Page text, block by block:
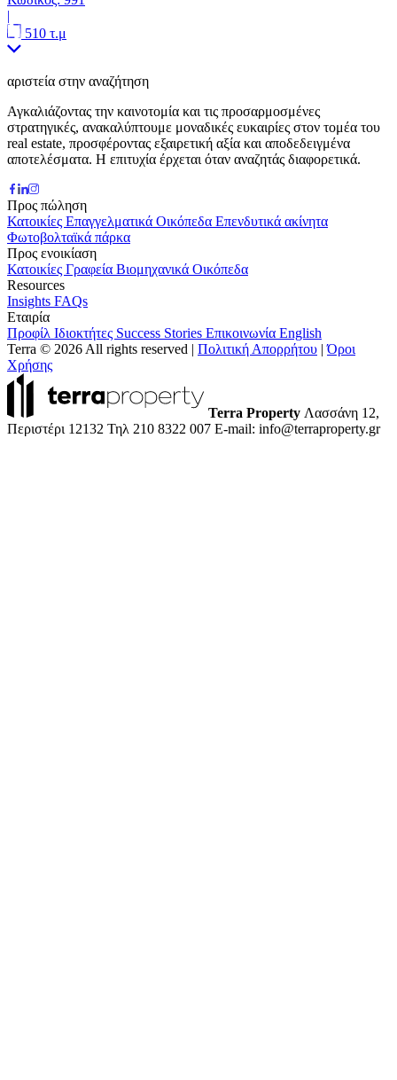
|
510 τ.μ
αριστεία στην αναζήτηση
Αγκαλιάζοντας την καινοτομία και τις προσαρμοσμένες
στρατηγικές, ανακαλύπτουμε μοναδικές ευκαιρίες στον τομέα του
real estate, προσφέροντας εξαιρετική αξία και αποδεδειγμένα
αποτελέσματα. Η επιτυχία έρχεται όταν αναζητάς διαφορετικά.
Προς πώληση
Κατοικίες Επαγγελματικά Οικόπεδα Επενδυτικά ακίνητα
Φωτοβολταϊκά πάρκα
Προς ενοικίαση
Κατοικίες Γραφεία Βιομηχανικά Οικόπεδα
Resources
Insights FAQs
Εταιρία
Προφίλ Ιδιοκτήτες Success Stories Επικοινωνία English
Terra © 2026 All rights reserved | Πολιτική Απορρήτου |Όροι
Χρήσης
Terra Property Λασσάνη 12,
Περιστέρι 12132 Τηλ 210 8322 007 E-mail: info@terraproperty.gr